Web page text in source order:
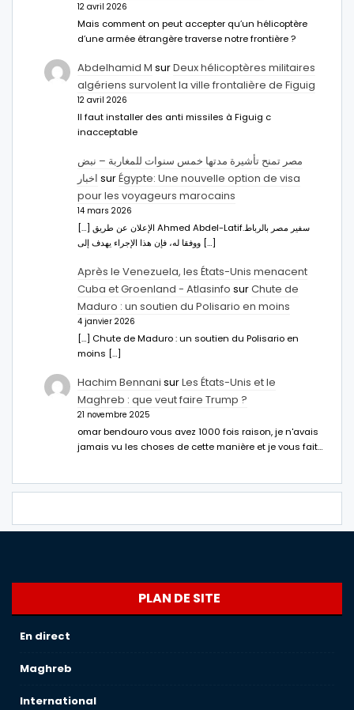
12 avril 2026
Mais comment on peut accepter qu’un hélicoptère
d’une armée étrangère traverse notre frontière ?
Abdelhamid M surDeux hélicoptères militaires
algériens survolent la ville frontalière de Figuig
12 avril 2026
Il faut installer des anti missiles à Figuig c
inacceptable
مصر تمنح تأشيرة مدتها خمس سنوات للمغاربة – نبض
اخبار surÉgypte: Une nouvelle option de visa
pour les voyageurs marocains
14 mars 2026
[…] الإعلان عن طريق Ahmed Abdel-Latifسفير مصر بالرباط.
ووفقا له، فإن هذا الإجراء يهدف إلى […]
Après le Venezuela, les États-Unis menacent
Cuba et Groenland - Atlasinfo surChute de
Maduro : un soutien du Polisario en moins
4 janvier 2026
[…] Chute de Maduro : un soutien du Polisario en
moins […]
Hachim Bennani surLes États-Unis et le
Maghreb : que veut faire Trump ?
21 novembre 2025
omar bendouro vous avez 1000 fois raison, je n'avais
jamais vu les choses de cette manière et je vous fait…
PLAN DE SITE
En direct
Maghreb
International